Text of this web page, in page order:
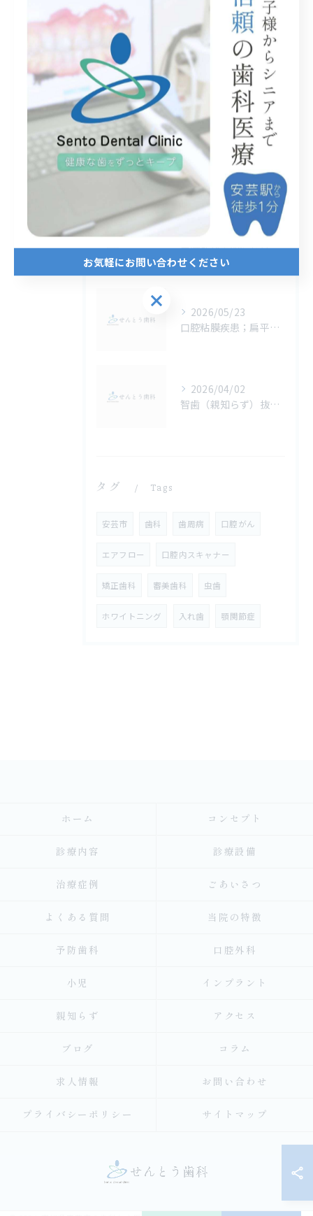
智歯抜歯術
歯周病
歯根端切除術
親知らず
顎関節症
最近の投稿 Recent Posts
2026/07/20
口腔外科専門医とは？解説します🦷
2026/05/23
口腔粘膜疾患；扁平苔癬・白板症・扁平上皮癌の特徴と見分け方を詳説！
2026/04/02
智歯（親知らず）抜歯の術式や難易度とCT検査の必要性
タグ Tags
安芸市 歯科 歯周病 口腔がん
エアフロー 口腔内スキャナー
矯正歯科 審美歯科 虫歯
ホワイトニング 入れ歯 顎関節症
ホーム コンセプト
診療内容 診療設備
治療症例 ごあいさつ
よくある質問 当院の特徴
予防歯科 口腔外科
小児 インプラント
親知らず アクセス
ブログ コラム
求人情報 お問い合わせ
プライバシーポリシー サイトマップ
お気軽にお問い合わせください
お気軽にお問い合わせください